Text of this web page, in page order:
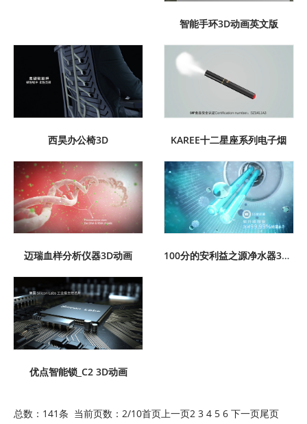
智能手环3D动画英文版
西昊办公椅3D KAREE十二星座系列电子烟
迈瑞血样分析仪器3D动画 100分的安利益之源净水器3D动画
优点智能锁_C2 3D动画
总数：141条 当前页数： 2/10首页 上一页2 3 4 5 6 下一页尾页